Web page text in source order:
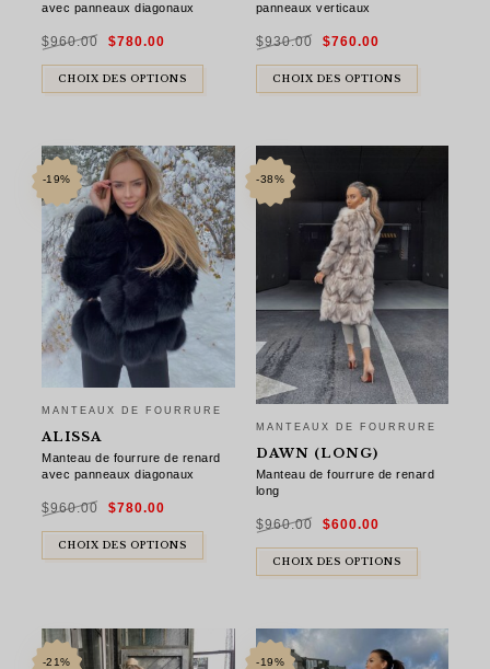
avec panneaux diagonaux
$960.00
Le
prix
était :
$960.00.
$780.00
est :
$780.00.
CHOIX DES OPTIONS
panneaux verticaux
$930.00
Le
prix
était :
$930.00.
$760.00prix
est :
$760.00.
CHOIX DES OPTIONS
-19%
MANTEAUX DE FOURRURE
ALISSA
Manteau de fourrure de renard
avec panneaux diagonaux
$960.00
Le
prix
était :
$960.00.
$780.00
est :
$780.00.
CHOIX DES OPTIONS
-38%
MANTEAUX DE FOURRURE
DAWN (LONG)
Manteau de fourrure de renard
long
$960.00 prix
était :
$960.00.
$600.00prix
est :
$600.00.
CHOIX DES OPTIONS
-21% -19%